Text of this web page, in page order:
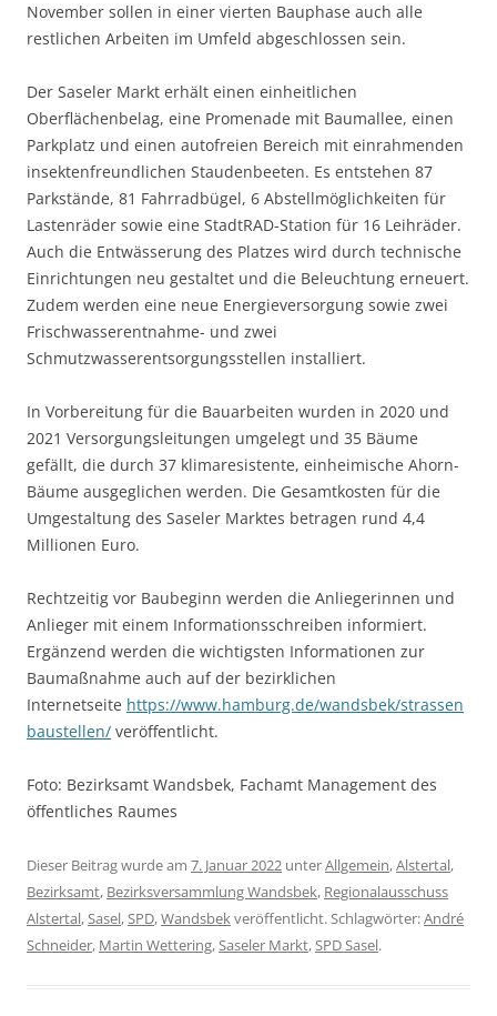
November sollen in einer vierten Bauphase auch alle
restlichen Arbeiten im Umfeld abgeschlossen sein.
Der Saseler Markt erhält einen einheitlichen
Oberflächenbelag, eine Promenade mit Baumallee, einen
Parkplatz und einen autofreien Bereich mit einrahmenden
insektenfreundlichen Staudenbeeten. Es entstehen 87
Parkstände, 81 Fahrradbügel, 6 Abstellmöglichkeiten für
Lastenräder sowie eine StadtRAD-Station für 16 Leihräder.
Auch die Entwässerung des Platzes wird durch technische
Einrichtungen neu gestaltet und die Beleuchtung erneuert.
Zudem werden eine neue Energieversorgung sowie zwei
Frischwasserentnahme- und zwei
Schmutzwasserentsorgungsstellen installiert.
In Vorbereitung für die Bauarbeiten wurden in 2020 und
2021 Versorgungsleitungen umgelegt und 35 Bäume
gefällt, die durch 37 klimaresistente, einheimische Ahorn-
Bäume ausgeglichen werden. Die Gesamtkosten für die
Umgestaltung des Saseler Marktes betragen rund 4,4
Millionen Euro.
Rechtzeitig vor Baubeginn werden die Anliegerinnen und
Anlieger mit einem Informationsschreiben informiert.
Ergänzend werden die wichtigsten Informationen zur
Baumaßnahme auch auf der bezirklichen
Internetseite https://www.hamburg.de/wandsbek/strassen
baustellen/ veröffentlicht.
Foto: Bezirksamt Wandsbek, Fachamt Management des
öffentliches Raumes
Dieser Beitrag wurde am 7. Januar 2022 unterAllgemein,Alstertal,
Bezirksamt, Bezirksversammlung Wandsbek, Regionalausschuss
Alstertal,Sasel,SPD,Wandsbekveröffentlicht. Schlagwörter:André
Schneider, Martin Wettering,Saseler Markt,SPD Sasel.